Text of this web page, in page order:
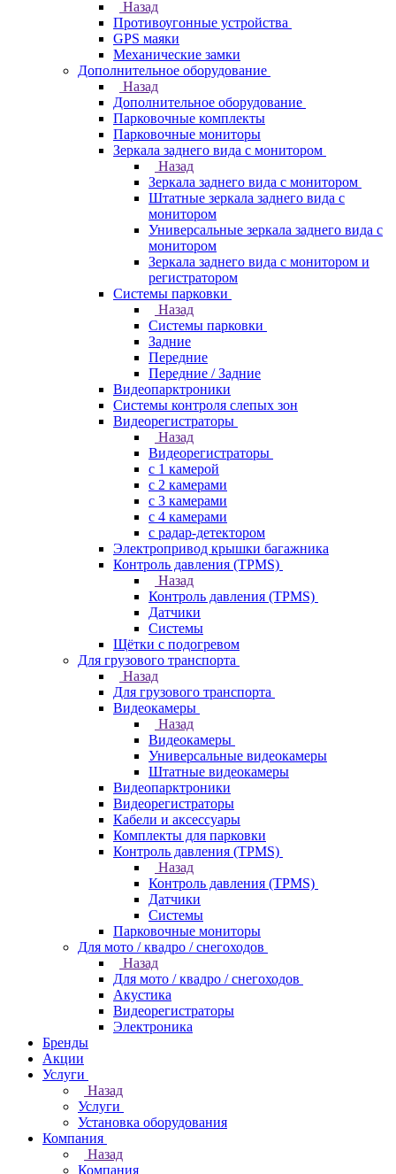
Назад
Противоугонные устройства
GPS маяки
Механические замки
Дополнительное оборудование
Назад
Дополнительное оборудование
Парковочные комплекты
Парковочные мониторы
Зеркала заднего вида с монитором
Назад
Зеркала заднего вида с монитором
Штатные зеркала заднего вида с
монитором
Универсальные зеркала заднего вида с
монитором
Зеркала заднего вида с монитором и
регистратором
Системы парковки
Назад
Системы парковки
Задние
Передние
Передние / Задние
Видеопарктроники
Системы контроля слепых зон
Видеорегистраторы
Назад
Видеорегистраторы
с 1 камерой
с 2 камерами
с 3 камерами
с 4 камерами
с радар-детектором
Электропривод крышки багажника
Контроль давления (TPMS)
Назад
Контроль давления (TPMS)
Датчики
Системы
Щётки с подогревом
Для грузового транспорта
Назад
Для грузового транспорта
Видеокамеры
Назад
Видеокамеры
Универсальные видеокамеры
Штатные видеокамеры
Видеопарктроники
Видеорегистраторы
Кабели и аксессуары
Комплекты для парковки
Контроль давления (TPMS)
Назад
Контроль давления (TPMS)
Датчики
Системы
Парковочные мониторы
Для мото / квадро / снегоходов
Назад
Для мото / квадро / снегоходов
Акустика
Видеорегистраторы
Электроника
Бренды
Акции
Услуги
Назад
Услуги
Установка оборудования
Компания
Назад
Компания